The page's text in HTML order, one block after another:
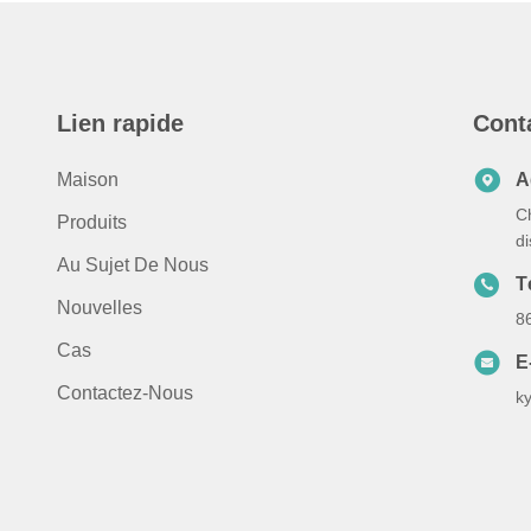
Lien rapide
Maison
Produits
Au Sujet De Nous
Nouvelles
Cas
Contactez-Nous